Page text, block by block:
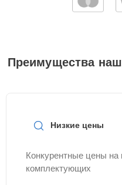
Преимущества
Низкие цены
Конкурентные цены
комплектующих